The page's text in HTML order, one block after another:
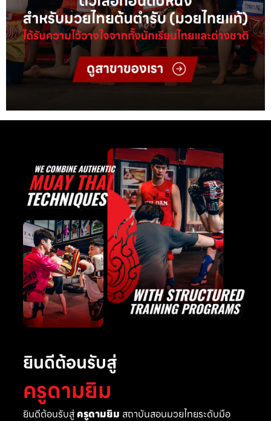
ยินดีต้อนรับสู่
ครูดามยิม
ยินดีต้อนรับสู่ ครูดามยิม สถาบันสอนมวยไทยระดับมือ